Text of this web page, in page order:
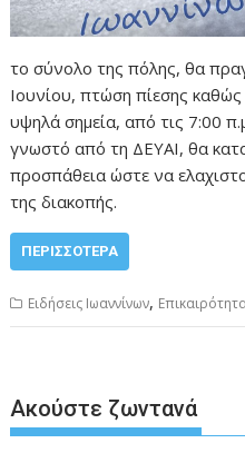
το σύνολο της πόλης, θα
Ιουνίου, πτώση πίεσης
υψηλά σημεία, από τις 7:00
γνωστό από τη ΔΕΥΑΙ, θα
προσπάθεια ώστε να
της διακοπής.
ΠΕΡΙΣΣΌΤΕΡΑ
Ειδήσεις Ιωαννίνων,
Ακούστε ζωντανά